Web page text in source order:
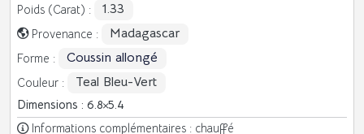
Poids (Carat) : 1.33
Provenance : Madagascar
Forme : Coussin allongé
Couleur : Teal Bleu-Vert
Dimensions : 6.8 5.4
Informations complémentaires : chauffé